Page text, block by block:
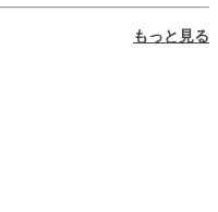
もっと見る